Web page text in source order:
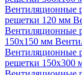
Вентиляционные
решетки 120 мм
Вентиляционные
150х150 мм
Вентиляционные
решетки 150х300